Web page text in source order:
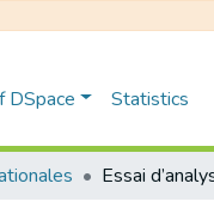
DSpace Statistics